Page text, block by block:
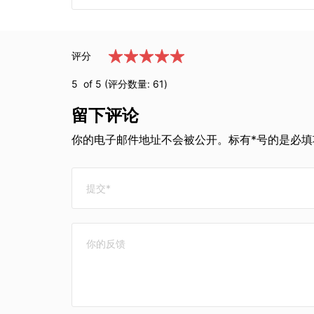
评分
5 of 5 (评分数量: 61)
留下评论
你的电子邮件地址不会被公开。标有*号的是必